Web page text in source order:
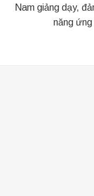
Nam giảng dạy,
năng ứng